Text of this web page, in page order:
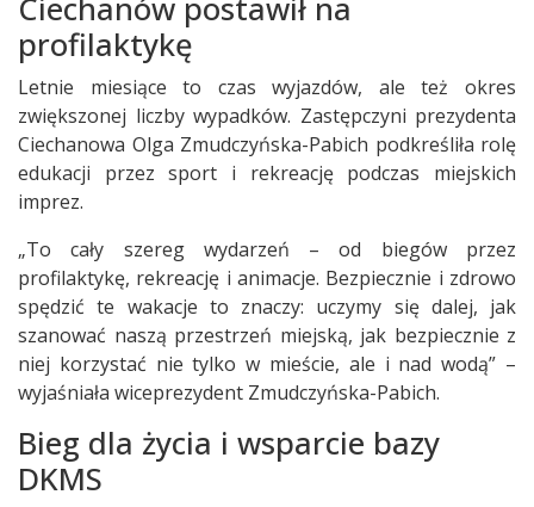
Ciechanów postawił na
profilaktykę
Letnie miesiące to czas wyjazdów, ale też okres
zwiększonej liczby wypadków. Zastępczyni prezydenta
Ciechanowa Olga Zmudczyńska-Pabich podkreśliła rolę
edukacji przez sport i rekreację podczas miejskich
imprez.
„To cały szereg wydarzeń – od biegów przez
profilaktykę, rekreację i animacje. Bezpiecznie i zdrowo
spędzić te wakacje to znaczy: uczymy się dalej, jak
szanować naszą przestrzeń miejską, jak bezpiecznie z
niej korzystać nie tylko w mieście, ale i nad wodą” –
wyjaśniała wiceprezydent Zmudczyńska-Pabich.
Bieg dla życia i wsparcie bazy
DKMS